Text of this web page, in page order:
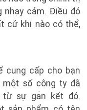
nhạy cảm. Điều đó
cứ khi nào có thể,
cung cấp cho bạn
một số công ty đã
sự gắn kết đó.